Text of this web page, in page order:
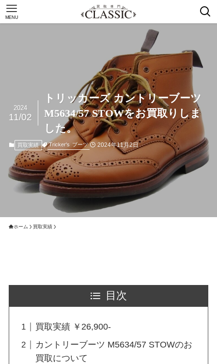
MENU
トリッカーズ カントリーブーツ
M5634/57 STOWをお買取りしま
した。
2024
11/02
買取実績 Tricker's ブーツ 2024年11月2日
ホーム 買取実績
目次
買取実績 ￥26,900-
カントリーブーツ M5634/57 STOWのお
買取について